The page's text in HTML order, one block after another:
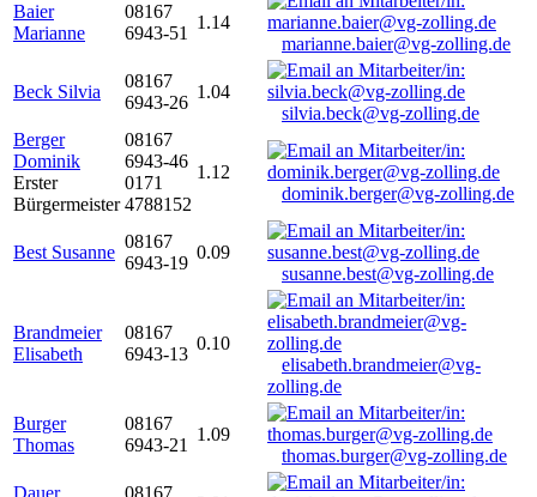
Baier
Marianne
08167
6943-51
1.14
marianne.baier@vg-zolling.de
Beck Silvia
08167
6943-26
1.04
silvia.beck@vg-zolling.de
Berger
Dominik
Erster
Bürgermeister
08167
6943-46
0171
4788152
1.12
dominik.berger@vg-zolling.de
Best Susanne
08167
6943-19
0.09
susanne.best@vg-zolling.de
Brandmeier
Elisabeth
08167
6943-13
0.10
elisabeth.brandmeier@vg-
zolling.de
Burger
Thomas
08167
6943-21
1.09
thomas.burger@vg-zolling.de